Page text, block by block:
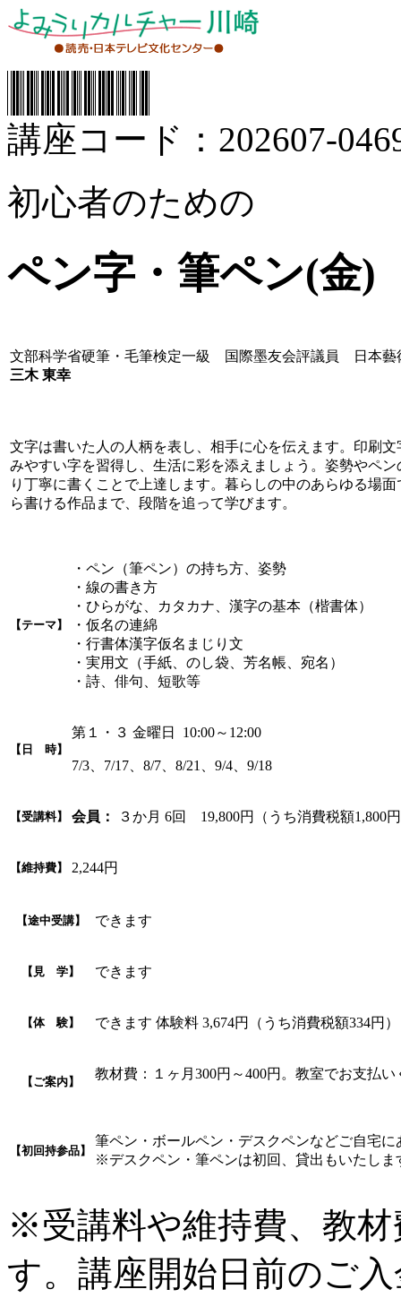
講座コード：202607-
初心者のための
ペン字・筆ペン(金)
文部科学省硬筆・毛筆検定一級 国際墨友会評議員 日本藝
三木 東幸
文字は書いた人の人柄を表し、相手に心を伝えます。印刷
みやすい字を習得し、生活に彩を添えましょう。姿勢やペ
り丁寧に書くことで上達します。暮らしの中のあらゆる場
ら書ける作品まで、段階を追って学びます。
【テーマ】
・ペン（筆ペン）の持ち方、姿勢
・線の書き方
・ひらがな、カタカナ、漢字の基本（楷書体）
・仮名の連綿
・行書体漢字仮名まじり文
・実用文（手紙、のし袋、芳名帳、宛名）
・詩、俳句、短歌等
【日 時】
第１・３ 金曜日 10:00～12:00
7/3、7/17、8/7、8/21、9/4、9/18
【受講料】 会員： ３か月 6回 19,800円（うち消費税額1,800
【維持費】 2,244円
【途中受講】 できます
【見 学】 できます
【体 験】 できます 体験料 3,674円（うち消費税額334円）
【ご案内】
教材費：１ヶ月300円～400円。教室でお支払い
【初回持参品】
筆ペン・ボールペン・デスクペンなどご自宅
※デスクペン・筆ペンは初回、貸出もいたしま
※受講料や維持費、教
す。講座開始日前のご